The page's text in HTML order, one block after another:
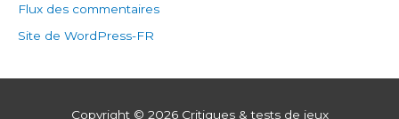
Flux des commentaires
Site de WordPress-FR
Copyright © 2026 Critiques & tests de jeux